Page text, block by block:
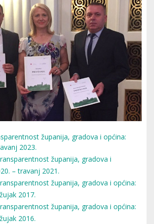
županija, gradova i općina:
2023.
županija, gradova i
– travanj 2021.
županija, gradova i općina:
2017.
županija, gradova i općina:
2016.